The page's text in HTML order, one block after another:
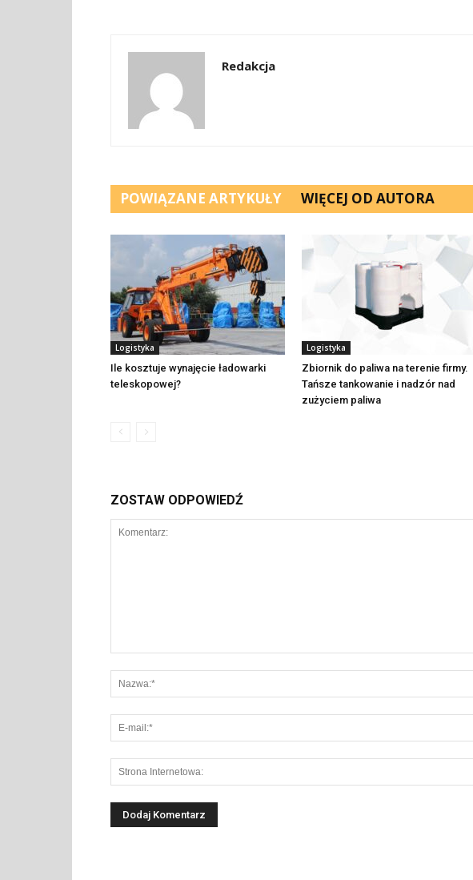
Redakcja
POWIĄZANE ARTYKUŁY WIĘCEJ OD AUTORA
Logistyka
Ile kosztuje wynajęcie ładowarki
teleskopowej?
Logistyka
Zbiornik do paliwa na terenie firmy.
Tańsze tankowanie i nadzór nad
zużyciem paliwa
ZOSTAW ODPOWIEDŹ